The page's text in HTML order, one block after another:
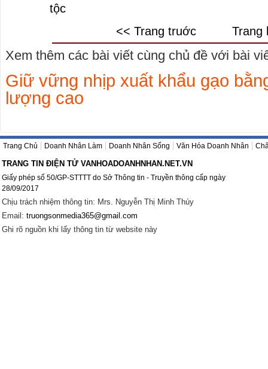
tộc
<< Trang truớc
Trang
Xem thêm các bài viết cùng chủ đề với bài
Giữ vững nhịp xuất khẩu gạo
lượng cao
Trang Chủ Doanh Nhân Làm Doanh Nhân Sống Văn Hóa Doanh Nhân
TRANG TIN ĐIỆN TỬ VANHOADOANHNHAN.NET.VN
Giấy phép số 50/GP-STTTT do Sở Thông tin - Truyền thông cấp ngày
28/09/2017
Chịu trách nhiệm thông tin: Mrs. Nguyễn Thị Minh Thúy
Email: truongsonmedia365@gmail.com
Ghi rõ nguồn khi lấy thông tin từ website này